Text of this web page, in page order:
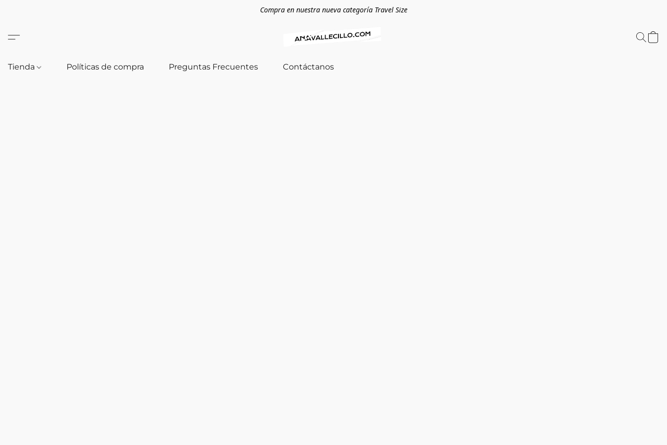
Compra en nuestra nueva categoría Travel Size
Tienda Políticas de compra Preguntas Frecuentes Contáctanos